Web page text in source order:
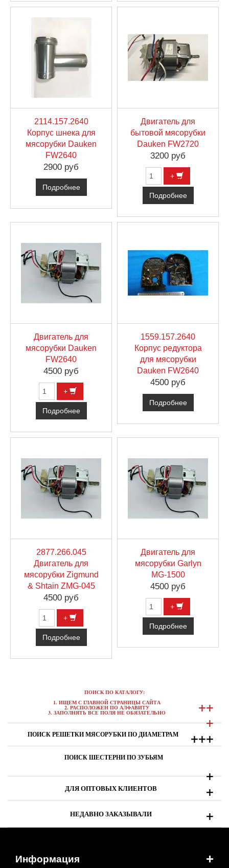
2114.157.2640
Корпус шнека для
мясорубки Dauken
FW2640
2900 руб
Подробнее
Двигатель для
бытовой мясорубки
Dauken FW2720
3200 руб
+
Подробнее
Двигатель для
мясорубки Dauken
FW2640
4500 руб
+
Подробнее
1559.157.2640
Корпус редуктора
для мясорубки
Dauken FW2640
4500 руб
Подробнее
2877.266.045
Двигатель для
мясорубки Zigmund
& Shtain ZMG-045
4500 руб
+
Подробнее
Двигатель для
мясорубки Garlyn
MG-1500
4500 руб
+
Подробнее
ПОИСК ПО КАТАЛОГУ:
1. ИЩЕМ С ГЛАВНОЙ СТРАНИЦЫ САЙТА
+
+
2. РАСПОЛОЖЕН ПО АЛФАВИТУ
3. ЗАПОЛНЯТЬ ВСЕ ПОЛЯ НЕ ОБЯЗАТЕЛЬНО +
ПОИСК РЕШЕТКИ МЯСОРУБКИ ПО ДИАМЕТРАМ +
+
+
ПОИСК ШЕСТЕРНИ ПО ЗУБЬЯМ
+
ДЛЯ ОПТОВЫХ КЛИЕНТОВ +
НЕДАВНО ЗАКАЗЫВАЛИ +
Информация +